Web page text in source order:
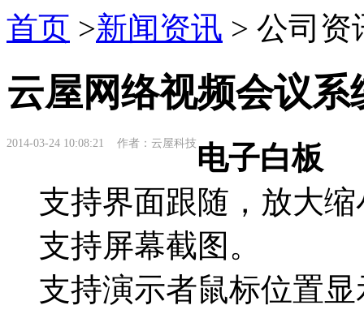
首页 >新闻资讯 > 公司资
云屋网络视频会议
2014-03-24 10:08:21 作者：云屋科技电子白板
支持界面跟随，放大
支持屏幕截图。
支持演示者鼠标位置显